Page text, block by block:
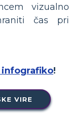
vizualno
čas pri
infografiko!
VIRE